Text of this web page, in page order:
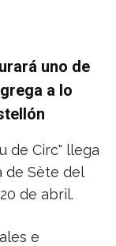
uno de
a lo
de Circ" llega
de Sète del
de abril.
e